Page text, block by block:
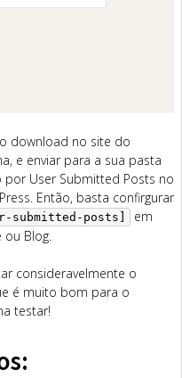
download no site do
e enviar para a sua pasta
User Submitted Posts no
Então, basta confirgurar
submitted-posts]
em
Blog.
consideravelmente o
é muito bom para o
testar!